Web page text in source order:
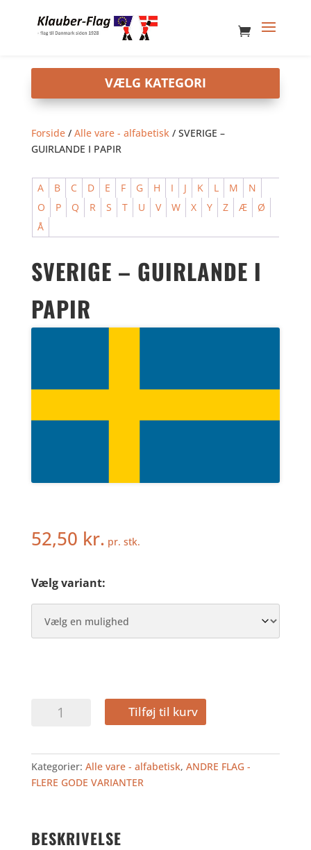
Forside/ Alle vare - alfabetisk/ SVERIGE –
GUIRLANDE I PAPIR
A B C D E F G H I J K L M
N
O
P Q R S T U V W X Y Z Æ
Ø
Å
SVERIGE – GUIRLANDE I
PAPIR
52,50 kr. pr. stk.
Vælg variant:
SVERIGE
I
PAPIR
antal
Tilføj til kurv
Kategorier: Alle vare - alfabetisk, ANDRE FLAG -
FLERE GODE VARIANTER
BESKRIVELSE